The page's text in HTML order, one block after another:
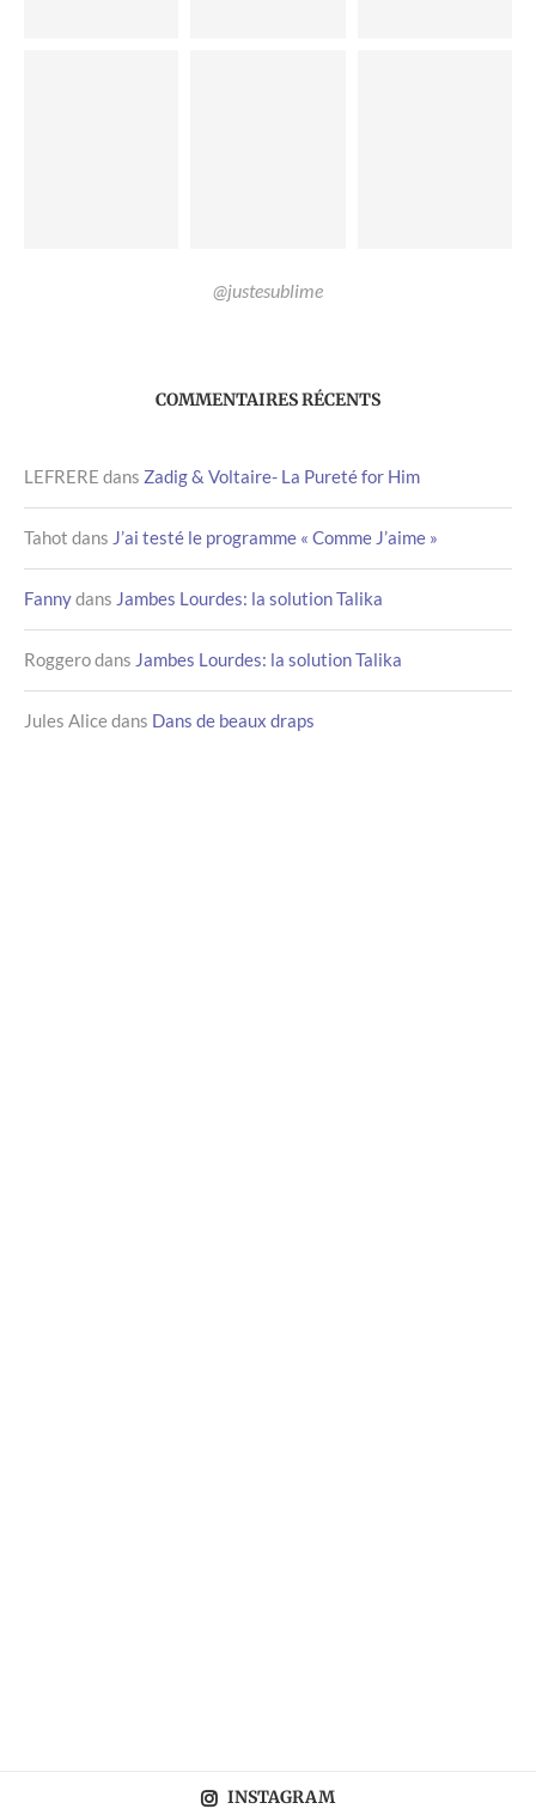
@justesublime
COMMENTAIRES RÉCENTS
LEFRERE dans Zadig & Voltaire- La Pureté for Him
Tahot dans J’ai testé le programme « Comme J’aime »
Fannydans Jambes Lourdes: la solution Talika
Roggerodans Jambes Lourdes: la solution Talika
Jules Alicedans Dans de beaux draps
INSTAGRAM